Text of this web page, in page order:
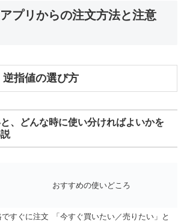
プリからの注文方法と注意
指値の選び方
、どんな時に使い分ければよいかを
おすすめの使いどころ
すぐに注文
「今すぐ買いたい／売りたい」と